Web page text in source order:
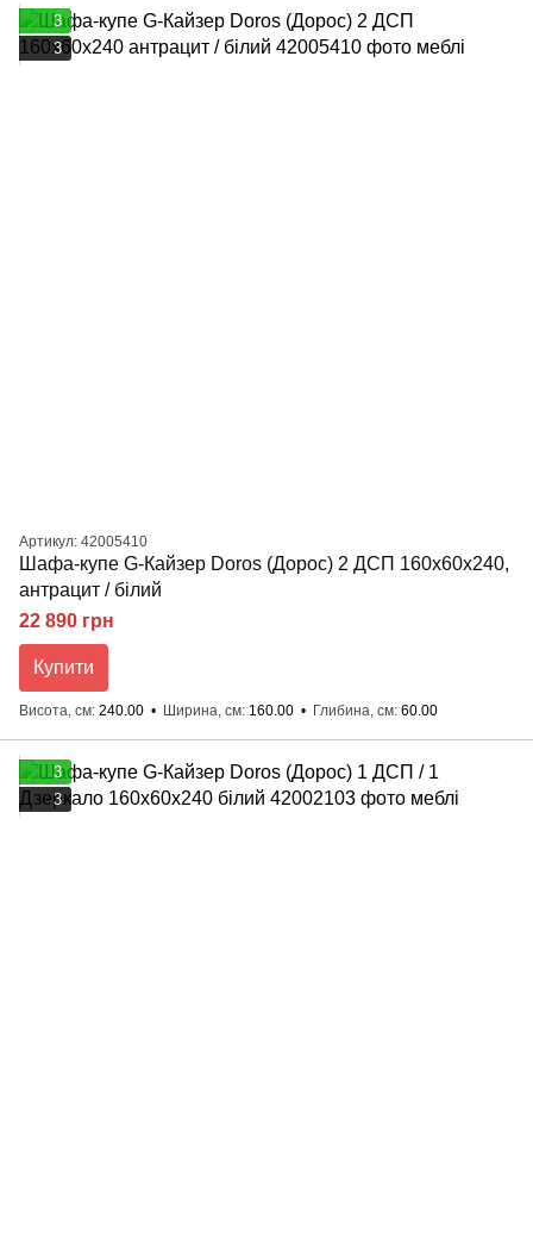
3
3
Артикул: 42005410
Шафа-купе G-Кайзер Doros (Дорос) 2 ДСП 160х60х240,
антрацит / білий
22 890 грн
Купити
Висота, см 240.00 Ширина, см 160.00 Глибина, см 60.00
3
3